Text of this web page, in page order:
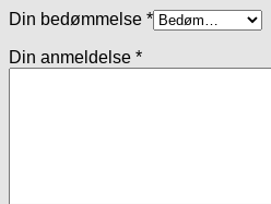
Din bedømmelse *
Din anmeldelse *